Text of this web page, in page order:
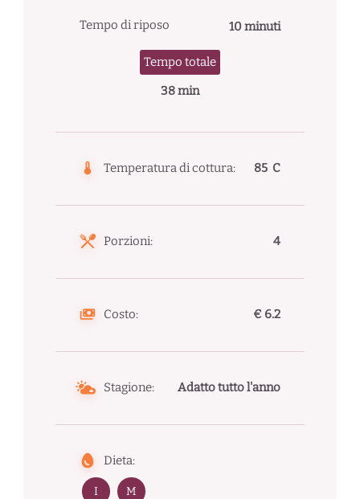
Tempo di riposo 10 minuti
Tempo totale
38 min
Temperatura di cottura: 85 C
Porzioni: 4
Costo: € 6.2
Stagione: Adatto tutto l'anno
Dieta:
I M